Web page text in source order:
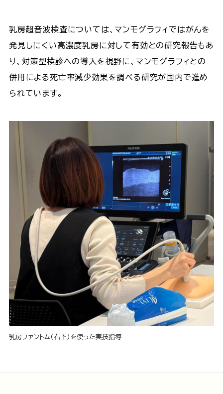
乳房超音波検査については、マンモグラフィではがんを
発見しにくい高濃度乳房に対して有効との研究報告もあ
り、対策型検診への導入を視野に、マンモグラフィとの
併用による死亡率減少効果を調べる研究が国内で進め
られています。
乳房ファントム（右下）を使った実技指導